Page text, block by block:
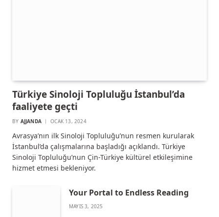
Türkiye Sinoloji Topluluğu İstanbul’da
faaliyete geçti
BY AJJANDA OCAK 13, 2024
Avrasya’nın ilk Sinoloji Topluluğu’nun resmen kurularak
İstanbul’da çalışmalarına başladığı açıklandı. Türkiye
Sinoloji Topluluğu’nun Çin-Türkiye kültürel etkileşimine
hizmet etmesi bekleniyor.
Your Portal to Endless Reading
MAYIS 3, 2025